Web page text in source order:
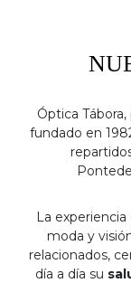
Óptica
fundado en
La
moda y
relacionados,
día a día su